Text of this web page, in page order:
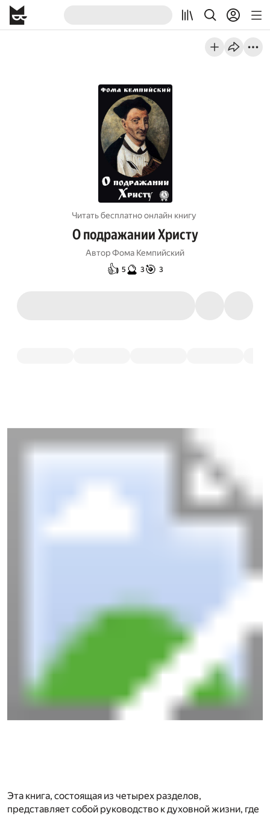
Читать бесплатно онлайн книгу
О подражании Христу
АвторФома Кемпийский
👍 5 🔮 3🎯 3
Эта книга, состоящая из четырех разделов,
представляет собой руководство к духовной жизни, где